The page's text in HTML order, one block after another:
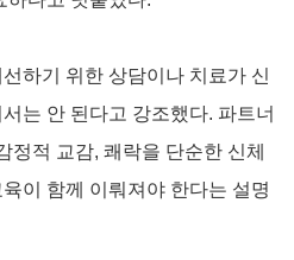
하기 위한 상담이나 치료가 신
는 안 된다고 강조했다. 파트너
정적 교감, 쾌락을 단순한 신체
이 함께 이뤄져야 한다는 설명